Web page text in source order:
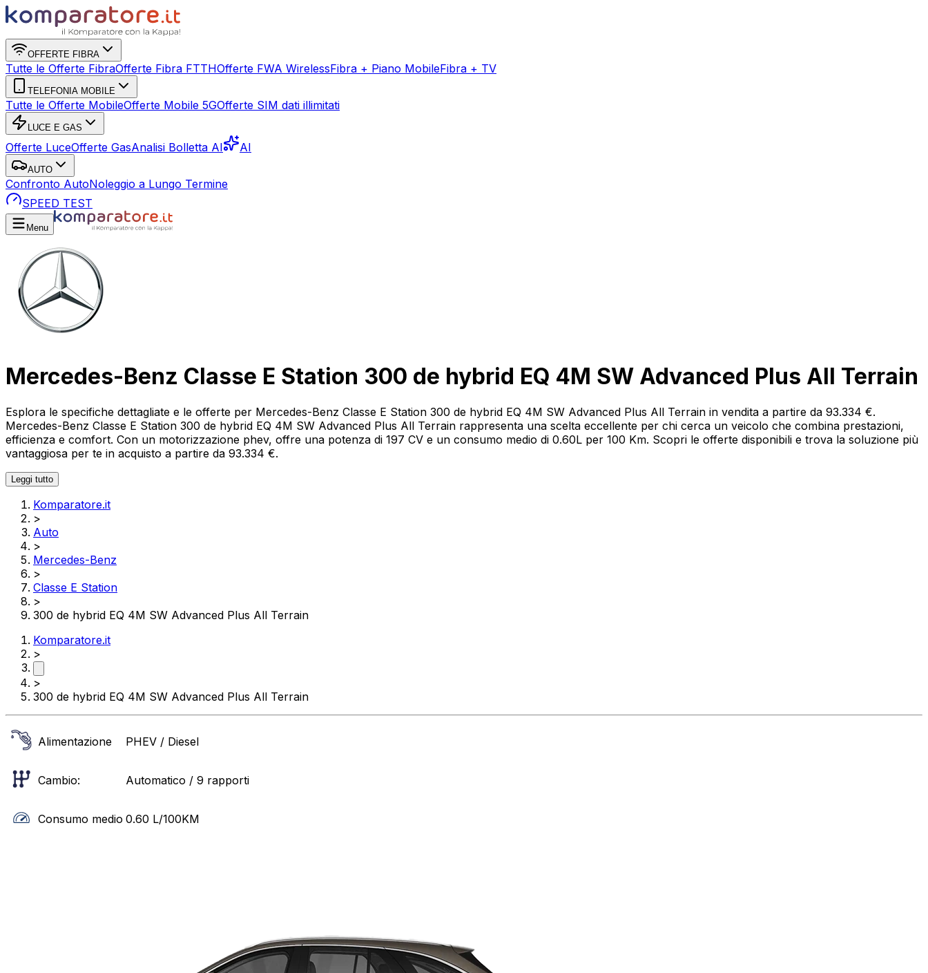
OFFERTE FIBRA
Tutte le Offerte FibraOfferte Fibra FTTHOfferte FWA WirelessFibra + Piano MobileFibra + TV
TELEFONIA MOBILE
Tutte le Offerte MobileOfferte Mobile 5GOfferte SIM dati illimitati
LUCE E GAS
Offerte LuceOfferte GasAnalisi Bolletta AI AI
AUTO
Confronto AutoNoleggio a Lungo Termine
SPEED TEST
Menu
Mercedes-Benz Classe E Station 300 de hybrid EQ 4M SW Advanced Plus All Terrain
Esplora le specifiche dettagliate e le offerte per Mercedes-Benz Classe E Station 300 de hybrid EQ 4M SW Advanced Plus All Terrain in vendita a partire da 93.334 €.
Mercedes-Benz Classe E Station 300 de hybrid EQ 4M SW Advanced Plus All Terrain rappresenta una scelta eccellente per chi cerca un veicolo che combina prestazioni,
efficienza e comfort. Con un motorizzazione phev, offre una potenza di 197 CV e un consumo medio di 0.60L per 100 Km. Scopri le offerte disponibili e trova la soluzione più
vantaggiosa per te in acquisto a partire da 93.334 €.
Leggi tutto
Komparatore.it
>
Auto
>
Mercedes-Benz
>
Classe E Station
>
300 de hybrid EQ 4M SW Advanced Plus All Terrain
Komparatore.it
>
>
300 de hybrid EQ 4M SW Advanced Plus All Terrain
Alimentazione PHEV / Diesel
Cambio: Automatico / 9 rapporti
Consumo medio 0.60 L/100KM